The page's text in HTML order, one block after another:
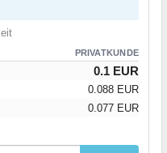
PRIVATKUNDE
0.1 EUR
0.088 EUR
0.077 EUR